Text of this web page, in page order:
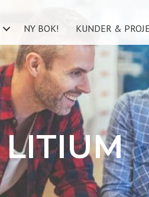
NY BOK! KUNDER &
LITIUM